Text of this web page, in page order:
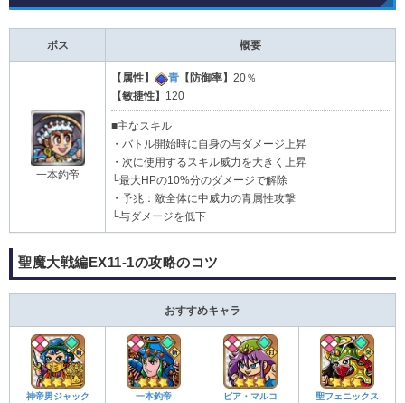
ボス 概要
一本釣帝
【属性】 青 【防御率】 20％
【敏捷性】 120
■主なスキル
・バトル開始時に自身の与ダメージ上昇
・次に使用するスキル威力を大きく上昇
└最大HPの10%分のダメージで解除
・予兆：敵全体に中威力の青属性攻撃
└与ダメージを低下
聖魔大戦編EX11-1の攻略のコツ
おすすめキャラ
神帝男ジャック 一本釣帝 ピア・マルコ 聖フェニックス